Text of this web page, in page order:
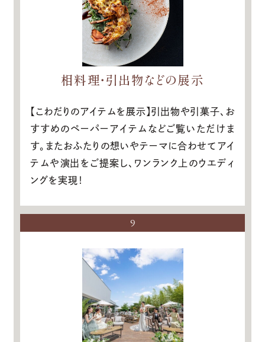
相料理・引出物などの展示
【こわだりのアイテムを展示】引出物や引菓子、お
すすめのペーパーアイテムなどご覧いただけま
す。またおふたりの想いやテーマに合わせてアイ
テムや演出をご提案し、ワンランク上のウエディ
ングを実現！
9